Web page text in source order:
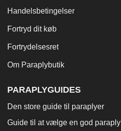
Handelsbetingelser
Fortryd dit køb
Fortrydelsesret
Om Paraplybutik
PARAPLYGUIDES
Den store guide til paraplyer
Guide til at vælge en god paraply